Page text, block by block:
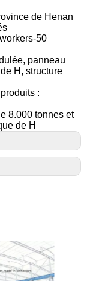
de Henan
50
panneau
H, structure
:
8.000 tonnes et
de H